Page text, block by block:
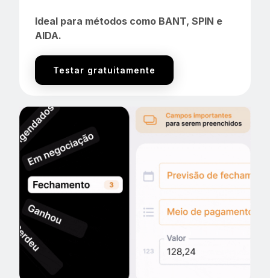
Ideal para métodos como BANT, SPIN e
AIDA.
Testar gratuitamente